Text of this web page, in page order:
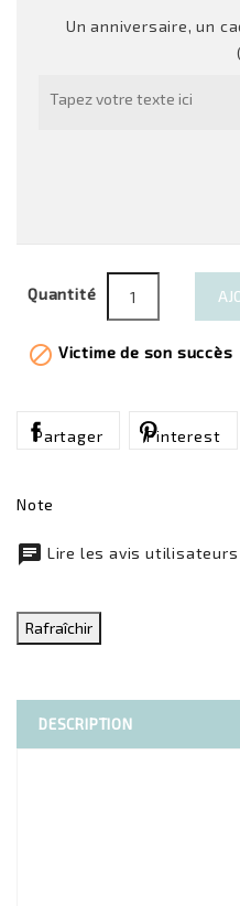
Un anniversaire, un
Quantité
 Victime de son succès
Partager Pinterest
Note
chat Lire les avis
DESCRIPTION